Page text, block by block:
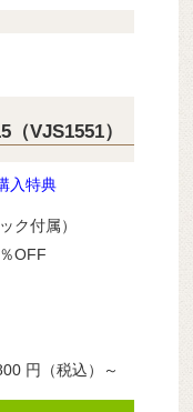
VJS1551）
入特典
ク付属）
OFF
円（税込）～